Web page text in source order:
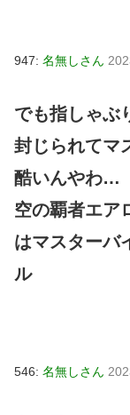
947: 名無しさん
でも指しゃぶ
封じられてマ
酷いんやわ…
空の覇者エア
はマスターバ
ル
546: 名無しさん